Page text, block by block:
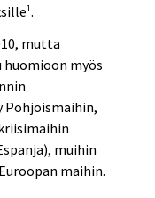
1.
mutta
myös
muihin
maihin.